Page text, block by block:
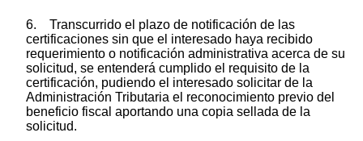
6. Transcurrido el plazo de notificación de las
certificaciones sin que el interesado haya recibido
requerimiento o notificación administrativa acerca de su
solicitud, se entenderá cumplido el requisito de la
certificación, pudiendo el interesado solicitar de la
Administración Tributaria el reconocimiento previo del
beneficio fiscal aportando una copia sellada de la
solicitud.